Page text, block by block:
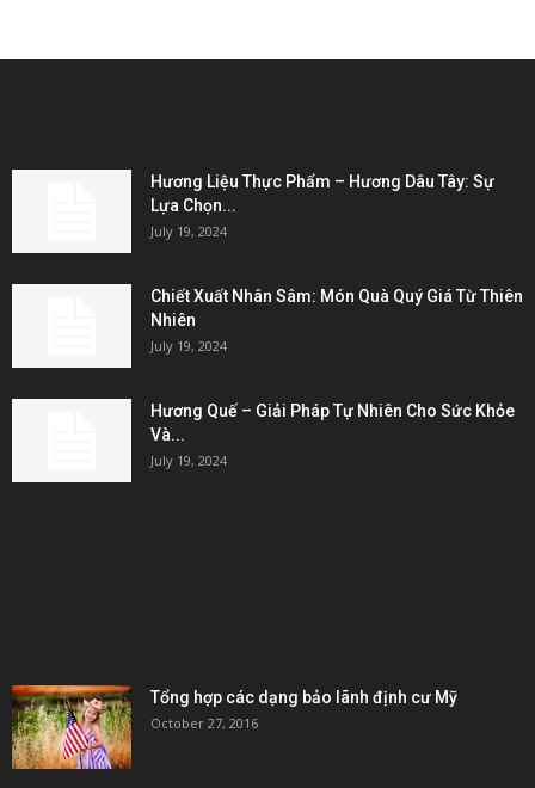
Hương Liệu Thực Phẩm – Hương Dâu Tây: Sự
Lựa Chọn...
July 19, 2024
Chiết Xuất Nhân Sâm: Món Quà Quý Giá Từ Thiên
Nhiên
July 19, 2024
Hương Quế – Giải Pháp Tự Nhiên Cho Sức Khỏe
Và...
July 19, 2024
Tổng hợp các dạng bảo lãnh định cư Mỹ
October 27, 2016